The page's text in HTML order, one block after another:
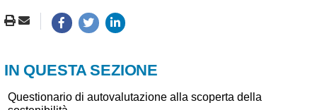
IN QUESTA SEZIONE
Questionario di autovalutazione alla scoperta della